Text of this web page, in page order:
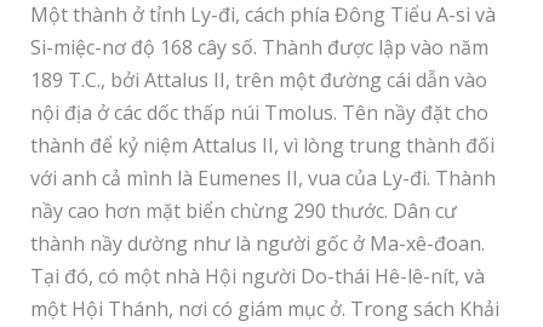
Một thành ở tỉnh Ly-đi, cách phía Đông Tiểu A-si và
Si-miệc-nơ độ 168 cây số. Thành được lập vào năm
189 T.C., bởi Attalus II, trên một đường cái dẫn vào
nội địa ở các dốc thấp núi Tmolus. Tên nầy đặt cho
thành để kỷ niệm Attalus II, vì lòng trung thành đối
với anh cả mình là Eumenes II, vua của Ly-đi. Thành
nầy cao hơn mặt biển chừng 290 thước. Dân cư
thành nầy dường như là người gốc ở Ma-xê-đoan.
Tại đó, có một nhà Hội người Do-thái Hê-lê-nít, và
một Hội Thánh, nơi có giám mục ở. Trong sách Khải